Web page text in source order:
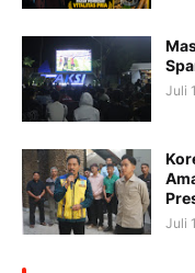
Juli
Juli